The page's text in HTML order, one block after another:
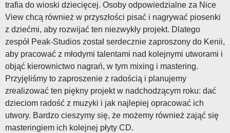
trafia do wioski dziecięcej. Osoby odpowiedzialne za Nice
View chcą również w przyszłości pisać i nagrywać piosenki
z dziećmi, aby rozwijać ten niezwykły projekt. Dlatego
zespół Peak-Studios został serdecznie zaproszony do Kenii,
aby pracować z młodymi talentami nad kolejnymi utworami i
objąć kierownictwo nagrań, w tym mixing i mastering.
Przyjęliśmy to zaproszenie z radością i planujemy
zrealizować ten piękny projekt w nadchodzącym roku: dać
dzieciom radość z muzyki i jak najlepiej opracować ich
utwory. Bardzo cieszymy się, że możemy również zająć się
masteringiem ich kolejnej płyty CD.